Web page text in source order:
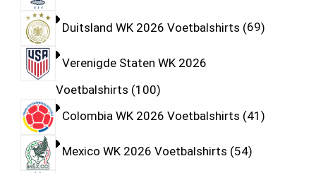
Duitsland WK 2026 Voetbalshirts 69
Verenigde Staten WK 2026
Voetbalshirts 100
Colombia WK 2026 Voetbalshirts 41
Mexico WK 2026 Voetbalshirts 54